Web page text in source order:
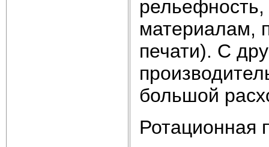
материалам,
печати). С
большой
Ротационная